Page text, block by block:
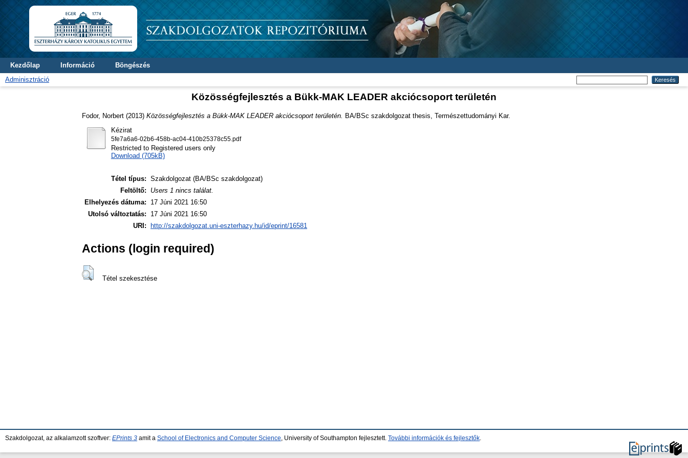
Kezdőlap Információ
Böngészés
Adminisztráció
Közösségfejlesztés a Bükk-MAK LEADER akciócsoport területén
Fodor, Norbert (2013) Közösségfejlesztés a Bükk-MAK LEADER akciócsoport területén.
BA/BSc szakdolgozat thesis, Természettudományi Kar.
Kézirat
5fe7a6a6-02b6-458b-ac04-410b25378c55.pdf
Restricted to Registered users only
Download (705kB)
Tétel típus: Szakdolgozat (BA/BSc szakdolgozat)
Feltöltő:
Users 1 nincs találat.
Elhelyezés dátuma:
17 Júni 2021 16:50
Utolsó változtatás:
17 Júni 2021 16:50
URI:
http://szakdolgozat.uni-eszterhazy.hu/id/eprint/16581
Actions (login required)
Tétel szekesztése
Szakdolgozat, az alkalamzott szoftver: EPrints 3 amit a School of Electronics and Computer Science , University of Southampton fejlesztett. További információk és fejlesztők